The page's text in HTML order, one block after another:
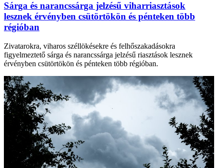
Sárga és narancssárga jelzésű viharriasztások
lesznek érvényben csütörtökön és pénteken több
régióban
Zivatarokra, viharos széllökésekre és felhőszakadásokra
figyelmeztető sárga és narancssárga jelzésű riasztások lesznek
érvényben csütörtökön és pénteken több régióban.